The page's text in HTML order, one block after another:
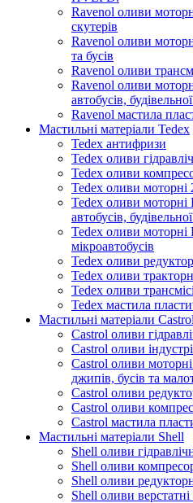
Ravenol оливи
скутерів
Ravenol оливи
та бусів
Ravenol оливи
Ravenol оливи
автобусів,
Ravenol мастила
Мастильні матеріали Tedex
Tedex антифризи
Tedex оливи
Tedex оливи
Tedex оливи моторні
Tedex оливи моторні
автобусів,
Tedex оливи моторні
мікроавтобусів
Tedex оливи
Tedex оливи
Tedex оливи
Tedex мастила
Мастильні матеріали Castrol
Castrol оливи
Castrol оливи
Castrol оливи
джипів, бусів та
Castrol оливи
Castrol оливи
Castrol мастила
Мастильні матеріали Shell
Shell оливи
Shell оливи
Shell оливи
Shell оливи верстатні